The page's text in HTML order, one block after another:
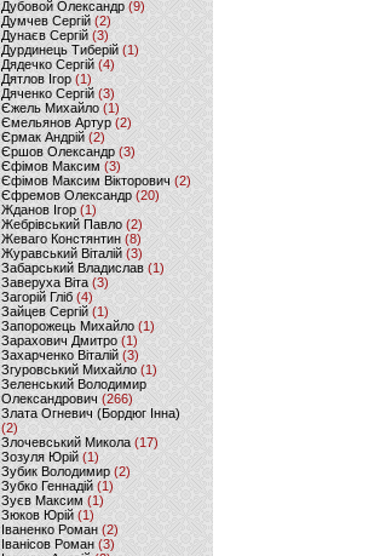
Дубовой Олександр(9)
Думчев Сергій (2)
Дунаєв Сергій(3)
Дурдинець Тиберій (1)
Дядечко Сергій (4)
Дятлов Ігор (1)
Дяченко Сергій (3)
Єжель Михайло (1)
Ємельянов Артур (2)
Єрмак Андрій (2)
Єршов Олександр (3)
Єфімов Максим (3)
Єфімов Максим Вікторович (2)
Єфремов Олександр (20)
Жданов Ігор (1)
Жебрівський Павло (2)
Жеваго Констянтин (8)
Журавський Віталій (3)
Забарський Владислав (1)
Заверуха Віта (3)
Загорій Гліб (4)
Зайцев Сергій(1)
Запорожець Михайло (1)
Зарахович Дмитро (1)
Захарченко Віталій (3)
Згуровський Михайло (1)
Зеленський Володимир
Олександрович (266)
Злата Огневич (Бордюг Інна)
(2)
Злочевський Микола(17)
Зозуля Юрій (1)
Зубик Володимир (2)
Зубко Геннадій (1)
Зуєв Максим(1)
Зюков Юрій (1)
Іваненко Роман (2)
Іванісов Роман (3)